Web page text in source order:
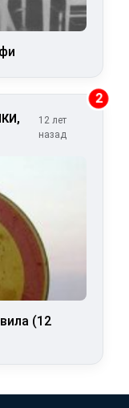
2
12 лет
назад
(12